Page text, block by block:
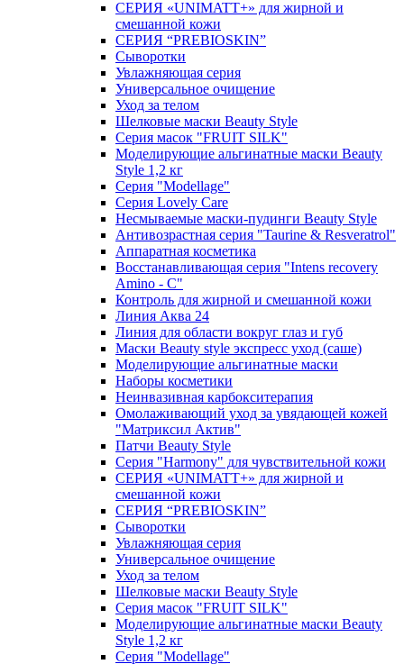
СЕРИЯ «UNIMATT+» для жирной и
смешанной кожи
СЕРИЯ “PREBIOSKIN”
Сыворотки
Увлажняющая серия
Универсальное очищение
Уход за телом
Шелковые маски Beauty Style
Серия масок "FRUIT SILK"
Моделирующие альгинатные маски Beauty
Style 1,2 кг
Серия "Modellage"
Cерия Lovely Care
Несмываемые маски-пудинги Beauty Style
Антивозрастная серия "Taurine & Resveratrol"
Аппаратная косметика
Восстанавливающая серия "Intens recovery
Amino - C"
Контроль для жирной и смешанной кожи
Линия Аква 24
Линия для области вокруг глаз и губ
Маски Beauty style экспресс уход (саше)
Моделирующие альгинатные маски
Наборы косметики
Неинвазивная карбокситерапия
Омолаживающий уход за увядающей кожей
"Матриксил Актив"
Патчи Beauty Style
Серия "Harmony" для чувствительной кожи
СЕРИЯ «UNIMATT+» для жирной и
смешанной кожи
СЕРИЯ “PREBIOSKIN”
Сыворотки
Увлажняющая серия
Универсальное очищение
Уход за телом
Шелковые маски Beauty Style
Серия масок "FRUIT SILK"
Моделирующие альгинатные маски Beauty
Style 1,2 кг
Серия "Modellage"